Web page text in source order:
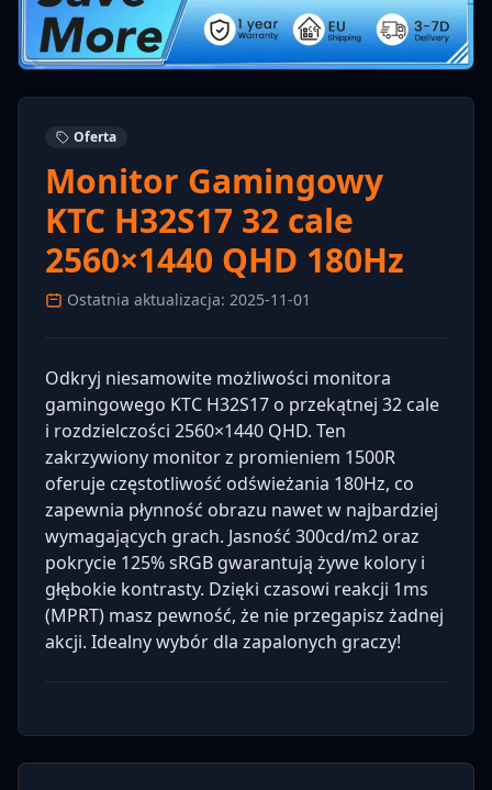
Oferta
Monitor Gamingowy
KTC H32S17 32 cale
2560×1440 QHD 180Hz
Ostatnia aktualizacja: 2025-11-01
Odkryj niesamowite możliwości monitora
gamingowego KTC H32S17 o przekątnej 32 cale
i rozdzielczości 2560×1440 QHD. Ten
zakrzywiony monitor z promieniem 1500R
oferuje częstotliwość odświeżania 180Hz, co
zapewnia płynność obrazu nawet w najbardziej
wymagających grach. Jasność 300cd/m2 oraz
pokrycie 125% sRGB gwarantują żywe kolory i
głębokie kontrasty. Dzięki czasowi reakcji 1ms
(MPRT) masz pewność, że nie przegapisz żadnej
akcji. Idealny wybór dla zapalonych graczy!